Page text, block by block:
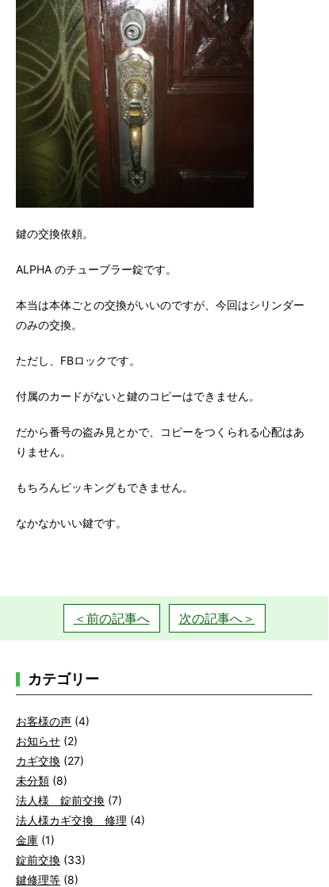
鍵の交換依頼。
ALPHA のチューブラー錠です。
本当は本体ごとの交換がいいのですが、今回はシリンダー
のみの交換。
ただし、FBロックです。
付属のカードがないと鍵のコピーはできません。
だから番号の盗み見とかで、コピーをつくられる心配はあ
りません。
もちろんピッキングもできません。
なかなかいい鍵です。
＜前の記事へ 次の記事へ＞
カテゴリー
お客様の声 (4)
お知らせ (2)
カギ交換 (27)
未分類 (8)
法人様 錠前交換 (7)
法人様カギ交換 修理 (4)
金庫 (1)
錠前交換 (33)
鍵修理等 (8)